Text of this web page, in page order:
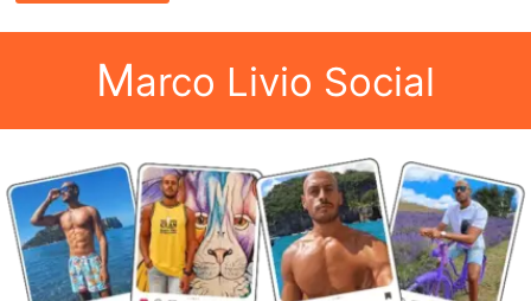
Marco Livio Social